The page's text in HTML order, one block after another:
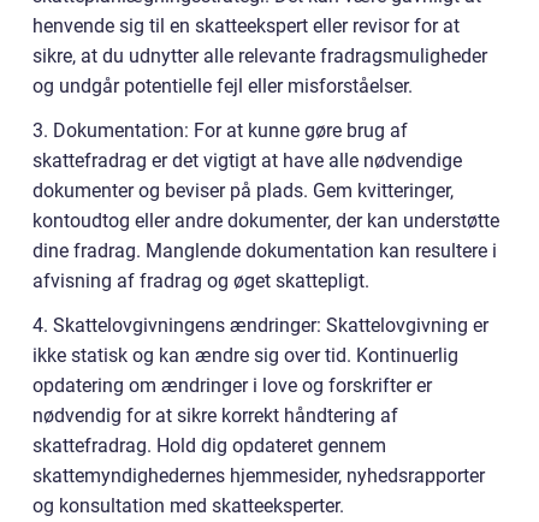
henvende sig til en skatteekspert eller revisor for at
sikre, at du udnytter alle relevante fradragsmuligheder
og undgår potentielle fejl eller misforståelser.
3. Dokumentation: For at kunne gøre brug af
skattefradrag er det vigtigt at have alle nødvendige
dokumenter og beviser på plads. Gem kvitteringer,
kontoudtog eller andre dokumenter, der kan understøtte
dine fradrag. Manglende dokumentation kan resultere i
afvisning af fradrag og øget skattepligt.
4. Skattelovgivningens ændringer: Skattelovgivning er
ikke statisk og kan ændre sig over tid. Kontinuerlig
opdatering om ændringer i love og forskrifter er
nødvendig for at sikre korrekt håndtering af
skattefradrag. Hold dig opdateret gennem
skattemyndighedernes hjemmesider, nyhedsrapporter
og konsultation med skatteeksperter.